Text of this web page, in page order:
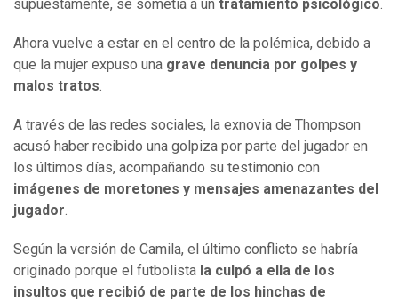
supuestamente, se sometía a un tratamiento psicológico.
Ahora vuelve a estar en el centro de la polémica, debido a
que la mujer expuso una grave denuncia por golpes y
malos tratos.
A través de las redes sociales, la exnovia de Thompson
acusó haber recibido una golpiza por parte del jugador en
los últimos días, acompañando su testimonio con
imágenes de moretones y mensajes amenazantes del
jugador.
Según la versión de Camila, el último conflicto se habría
originado porque el futbolista la culpó a ella de los
insultos que recibió de parte de los hinchas de